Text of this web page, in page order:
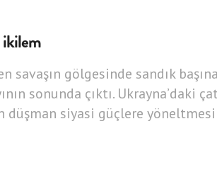
ikilem
savaşın gölgesinde sandık
sonunda çıktı. Ukrayna’daki
düşman siyasi güçlere